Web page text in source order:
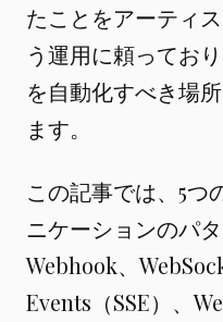
たことをアーティ
う運用に頼ってお
を自動化すべき場
ます。
この記事では、5つ
ニケーションのパ
Webhook、
Events（SSE）、